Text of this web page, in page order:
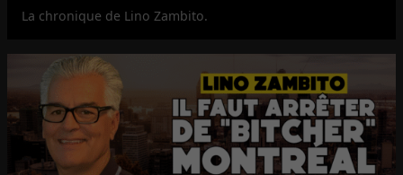
La chronique de Lino Zambito.